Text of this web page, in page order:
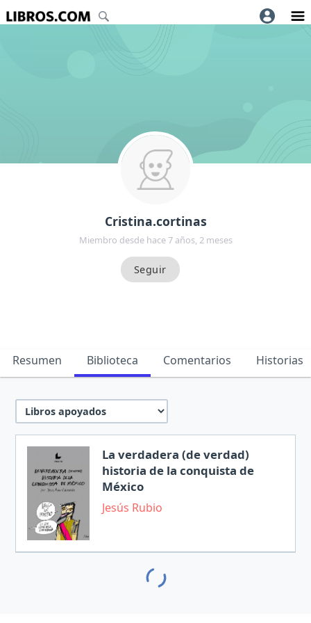
Cristina.cortinas
Miembro desde hace 7 años, 2 meses
Resumen Biblioteca Comentarios Historias
La verdadera (de verdad)
historia de la conquista de
México
Jesús Rubio